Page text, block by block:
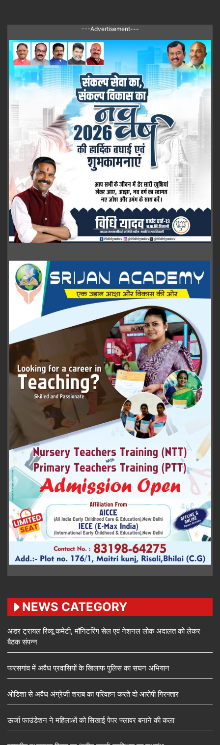
---Advertisement---
NEWS CATEGORY
अंडर ट्रायल रिव्यू कमेटी, मॉनिटरिंग सेल एवं नेशनल लोक अदालत को लेकर
बैठक संपन्न
फरसगांव में अवैध प्रवासियों के खिलाफ पुलिस का सघन अभियान
ओडिशा से अवैध अंग्रेजी शराब का परिवहन करते दो आरोपी गिरफ्तार
ऊर्जा फाउंडेशन ने महिलाओं को सिखाई पेपर फ्लावर बनाने की कला